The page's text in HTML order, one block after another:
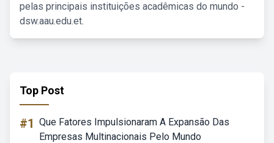
pelas principais instituições acadêmicas do mundo -
dsw.aau.edu.et.
Top Post
#1 Que Fatores Impulsionaram A Expansão Das
Empresas Multinacionais Pelo Mundo